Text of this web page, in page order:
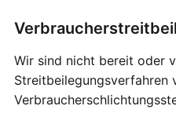
Wir sind nicht bereit oder
Streitbeilegungsverfahren